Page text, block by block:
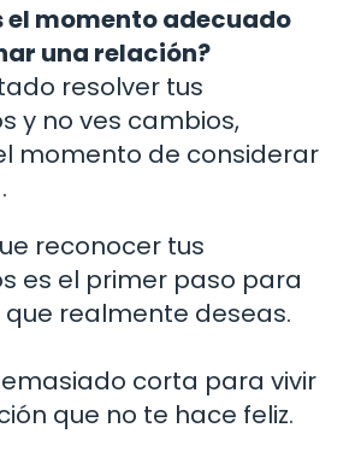
el momento adecuado
una relación?
resolver tus
y no ves cambios,
momento de considerar
reconocer tus
es el primer paso para
realmente deseas.
corta para vivir
que no te hace feliz.